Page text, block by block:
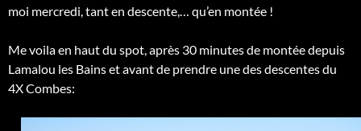
moi mercredi, tant en descente,… qu’en montée !
Me voila en haut du spot, après 30 minutes de montée depuis
Lamalou les Bains et avant de prendre une des descentes du
4X Combes: